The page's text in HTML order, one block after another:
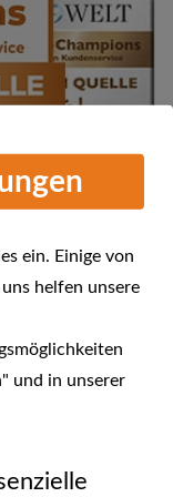
ein. Einige von
helfen unsere
und in unserer